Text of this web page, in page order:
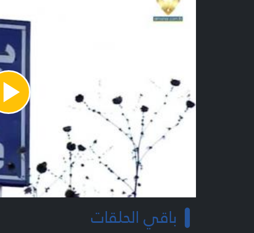
Play
Video
باقي الحلقات